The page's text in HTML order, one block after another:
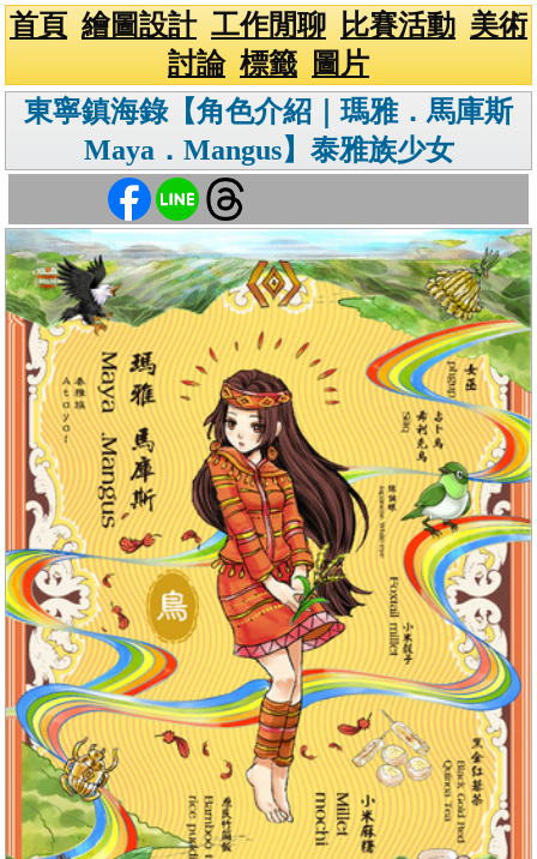
首頁 繪圖設計 工作閒聊 比賽活動 美術
討論 標籤
圖片
東寧鎮海錄【角色介紹｜瑪雅．馬庫斯
Maya．Mangus】泰雅族少女